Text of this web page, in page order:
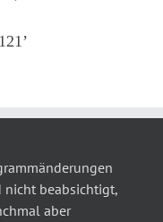
nicht beabsichtigt,
aber